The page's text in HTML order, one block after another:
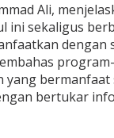
Ali,
ini sekaligus
dengan
yang bermanfaat
bertukar